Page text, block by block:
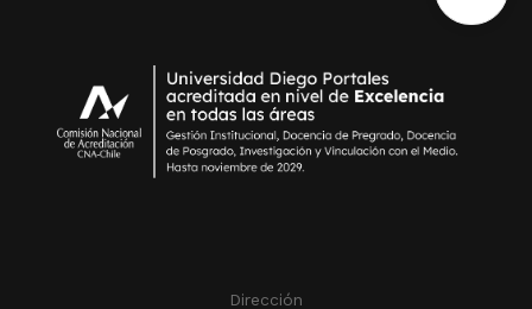
Dirección